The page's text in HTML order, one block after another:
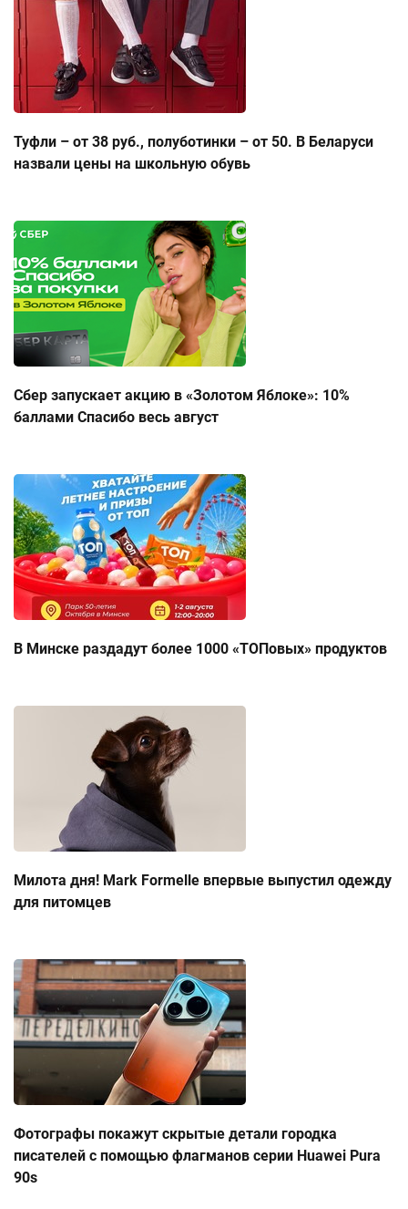
Туфли – от 38 руб., полуботинки – от 50. В Беларуси
назвали цены на школьную обувь
Сбер запускает акцию в «Золотом Яблоке»: 10%
баллами Спасибо весь август
В Минске раздадут более 1000 «ТОПовых» продуктов
Милота дня! Mark Formelle впервые выпустил одежду
для питомцев
Фотографы покажут скрытые детали городка
писателей с помощью флагманов серии Huawei Pura
90s